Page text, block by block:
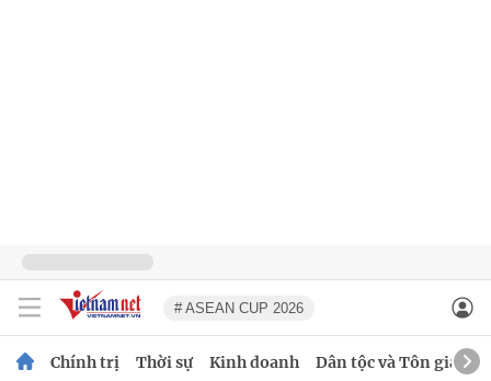
# ASEAN CUP 2026
Chính trị Thời sự Kinh doanh Dân tộc và Tôn giáo